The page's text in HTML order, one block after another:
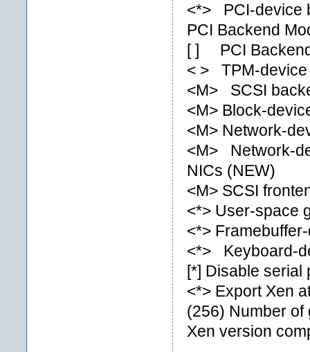
<*> PCI-device
PCI Backend
[ ] PCI
< > TPM-device
<M> SCSI
<M> Block-
<M> Network-
<M> Network-
NICs (NEW)
<M> SCSI
<*> User-space
<*>
<*> Keyboard-
[*] Disable serial
<*> Export Xen
(256) Number
Xen version